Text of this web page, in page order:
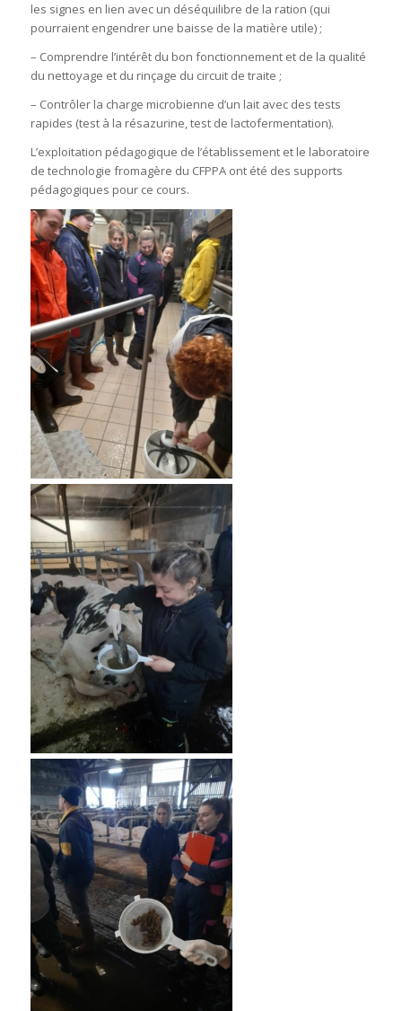
les signes en lien avec un déséquilibre de la ration (qui
pourraient engendrer une baisse de la matière utile) ;
– Comprendre l’intérêt du bon fonctionnement et de la qualité
du nettoyage et du rinçage du circuit de traite ;
– Contrôler la charge microbienne d’un lait avec des tests
rapides (test à la résazurine, test de lactofermentation).
L’exploitation pédagogique de l’établissement et le laboratoire
de technologie fromagère du CFPPA ont été des supports
pédagogiques pour ce cours.